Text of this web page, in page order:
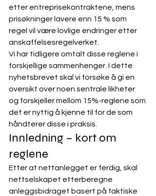
etter entreprisekontraktene, mens
prisøkninger lavere enn 15 % som
regel vil være lovlige endringer etter
anskaffelsesregelverket.
Vi har tidligere omtalt disse reglene i
forskjellige sammenhenger. I dette
nyhetsbrevet skal vi forsøke å gi en
oversikt over noen sentrale likheter
og forskjeller mellom 15%-reglene som
det er nyttig å kjenne til for de som
håndterer disse i praksis.
Innledning – kort om
reglene
Etter at nettanlegget er ferdig, skal
nettselskapet etterberegne
anleggsbidraget basert på faktiske